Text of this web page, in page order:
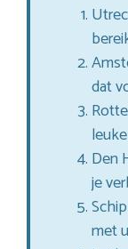
dat
Den
je
met